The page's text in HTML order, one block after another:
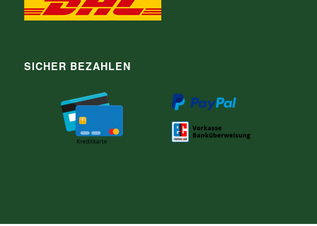
SICHER BEZAHLEN